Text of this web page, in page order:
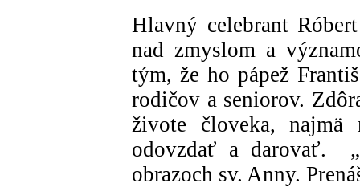
Hlavný celebrant
nad zmyslom a
tým, že ho pápež
rodičov a seniorov.
živote človeka, najmä
odovzdať a darovať.
obrazoch sv. Anny.